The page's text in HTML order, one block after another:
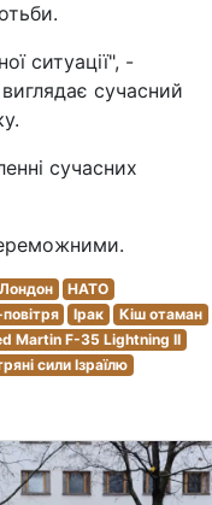
ситуації", -
сучасний
сучасних
Лондон
НАТО
Ірак
Кіш отаман
Martin F-35 Lightning II
сили Ізраїлю